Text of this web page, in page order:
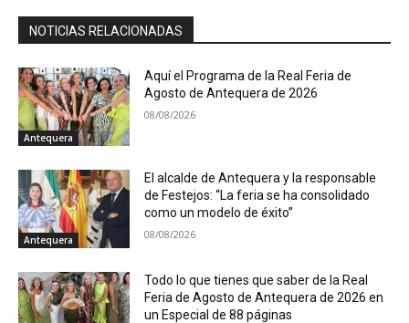
NOTICIAS RELACIONADAS
Antequera
Aquí el Programa de la Real Feria de
Agosto de Antequera de 2026
08/08/2026
Antequera
El alcalde de Antequera y la responsable
de Festejos: “La feria se ha consolidado
como un modelo de éxito”
08/08/2026
Todo lo que tienes que saber de la Real
Feria de Agosto de Antequera de 2026 en
un Especial de 88 páginas